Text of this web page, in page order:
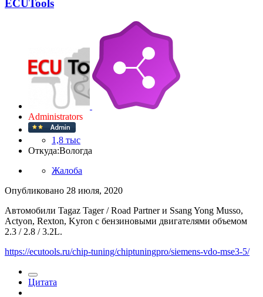
ECUTools
Administrators
1,8 тыс
Откуда:Вологда
Жалоба
Опубликовано 28 июля, 2020
Автомобили Tagaz Tager / Road Partner и Ssang Yong Musso,
Actyon, Rexton, Kyron с бензиновыми двигателями объемом
2.3 / 2.8 / 3.2L.
https://ecutools.ru/chip-tuning/chiptuningpro/siemens-vdo-mse3-5/
Цитата